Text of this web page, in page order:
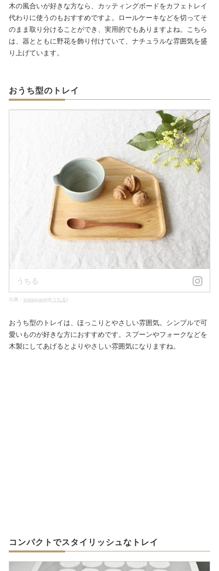
木の風合いが好きな方なら、カッティングボードをカフェトレイ
代わりに使うのもおすすめですよ。ロールケーキなどを切ってそ
のまま取り分けることができ、実用的でもありますよね。こちら
は、器とともに野花を飾り付けていて、ナチュラルな雰囲気を盛
り上げています。
おうち型のトレイ
うちる
出典： instagram(@うちる)
おうち型のトレイは、ほっこりとやさしい雰囲気。シンプルで可
愛いものが好きな方におすすめです。スプーンやフォークなどを
木製にしてあげるとよりやさしい雰囲気になりますね。
コンパクトでスタイリッシュなトレイ